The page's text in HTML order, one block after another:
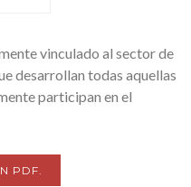
vinculado al sector de
desarrollan todas aquellas
participan en el
PDF.